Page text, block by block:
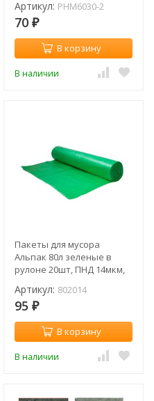
Артикул: PHM6030-2
70 ₽
В корзину
В наличии
Пакеты для мусора
Альпак 80л зеленые в
рулоне 20шт, ПНД 14мкм,
Артикул: 802014
95 ₽
В корзину
В наличии